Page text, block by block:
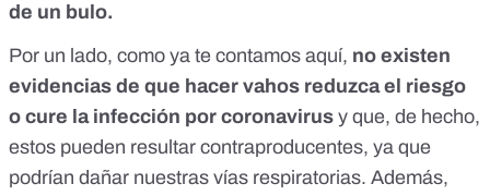
de un bulo.
Por un lado, como ya te contamos aquí, no existen
evidencias de que hacer vahos reduzca el riesgo
o cure la infección por coronavirus y que, de hecho,
estos pueden resultar contraproducentes, ya que
podrían dañar nuestras vías respiratorias. Además,